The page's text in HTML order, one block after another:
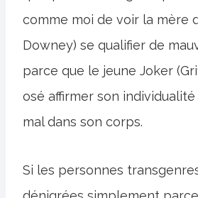
comme moi de voir la mère
Downey) se qualifier de
parce que le jeune Joker
osé affirmer son
mal dans son corps.
Si les personnes